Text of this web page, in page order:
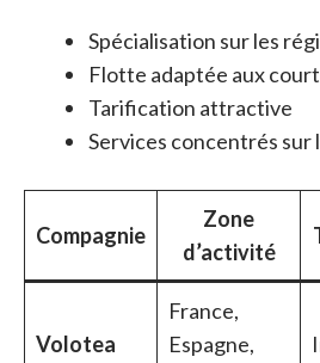
Spécialisation sur les
Flotte adaptée aux
Tarification attractive
Services concentrés sur
Compagnie
Zone
d’activité
Volotea
France,
Espagne,